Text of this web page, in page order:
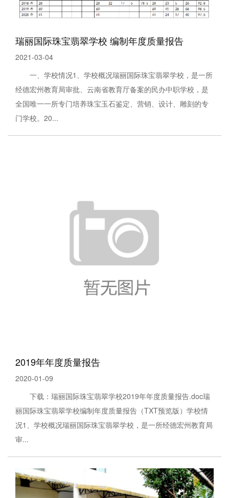
瑞丽国际珠宝翡翠学校 编制年度质量报告
2021-03-04
一、学校情况1、学校概况瑞丽国际珠宝翡翠学校，是一所
经德宏州教育局审批、云南省教育厅备案的民办中职学校，是
全国唯一一所专门培养珠宝玉石鉴定、营销、设计、雕刻的专
门学校。20...
2019年年度质量报告
2020-01-09
下载：瑞丽国际珠宝翡翠学校2019年年度质量报告.doc瑞
丽国际珠宝翡翠学校编制年度质量报告（TXT预览版）学校情
况1、学校概况瑞丽国际珠宝翡翠学校，是一所经德宏州教育局
审...